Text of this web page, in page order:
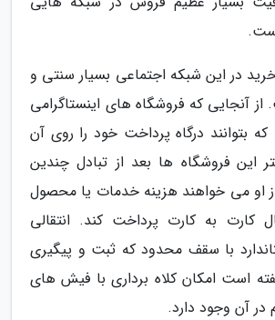
خرید در این شبکه اجتماعی بسیار سنتی و
از آنجایی که فروشگاه های اینستاگرامی
بتوانند درگاه پرداخت خود را روی آن
این فروشگاه ها بعد از تبادل چندین
او می خواهند هزینه خدمات یا محصول
کارت به کارت پرداخت کند. انتقالی
با سقف محدود که ثبت و پیگیری
است امکان کلاه برداری با فیش های
آن وجود دارد.